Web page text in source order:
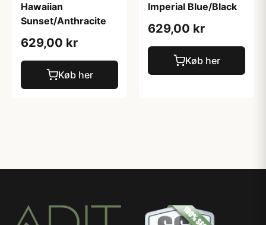
Hawaiian
Sunset/Anthracite
629,00 kr
Køb her
Imperial Blue/Black
629,00 kr
Køb her